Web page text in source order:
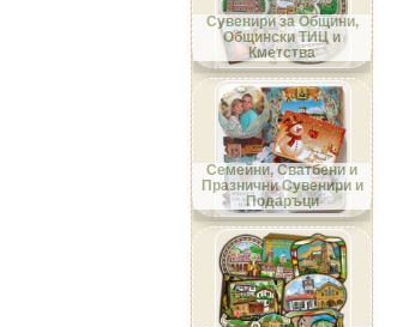
Област Добрич
Област Кърджали
Област Кюстендил
Сувенири за Общини,
Общински ТИЦ и
Кметства
Семейни, Сватбени и
Празнични Сувенири и
Подаръци